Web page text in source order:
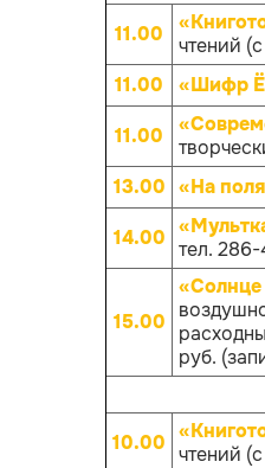
11.00
чтений
11.00
«Шифр
11.00
13.00 «На
14.00 тел.
15.00
руб.
10.00 чтений